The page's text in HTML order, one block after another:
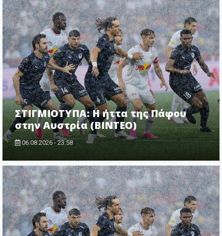
ΣΤΙΓΜΙΟΤΥΠΑ: Η ήττα της Πάφου
στην Αυστρία (ΒΙΝΤΕΟ)
06.08.2026 - 23:58